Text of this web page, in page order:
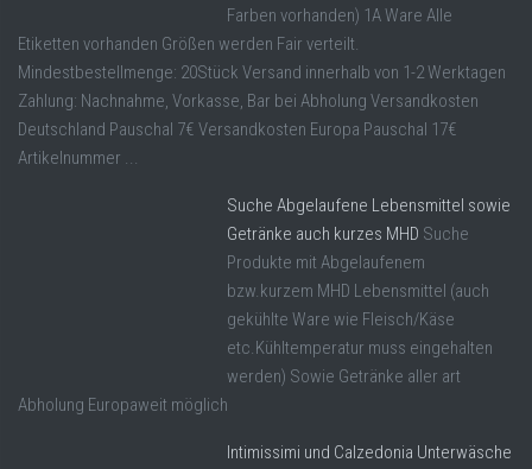
Farben vorhanden) 1A Ware Alle
Etiketten vorhanden Größen werden Fair verteilt.
Mindestbestellmenge: 20Stück Versand innerhalb von 1-2 Werktagen
Zahlung: Nachnahme, Vorkasse, Bar bei Abholung Versandkosten
Deutschland Pauschal 7€ Versandkosten Europa Pauschal 17€
Artikelnummer ...
Suche Abgelaufene Lebensmittel sowie
Getränke auch kurzes MHD Suche
Produkte mit Abgelaufenem
bzw.kurzem MHD Lebensmittel (auch
gekühlte Ware wie Fleisch/Käse
etc.Kühltemperatur muss eingehalten
werden) Sowie Getränke aller art
Abholung Europaweit möglich
Intimissimi und Calzedonia Unterwäsche